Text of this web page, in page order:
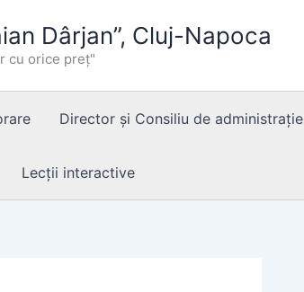
Dârjan”, Cluj-Napoca
cu orice preț"
Director și Consiliu de administrație
Lecții interactive